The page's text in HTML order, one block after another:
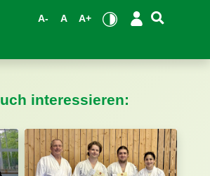
A- A A+
interessieren: